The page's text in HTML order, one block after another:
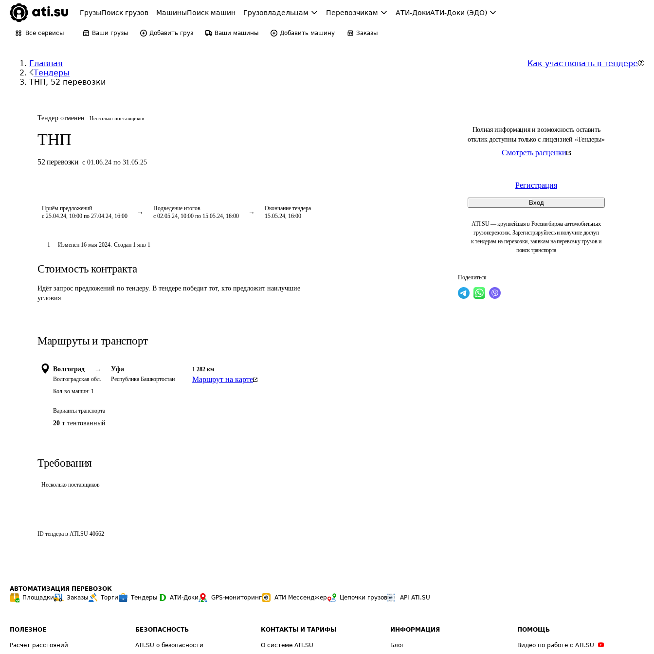
ГрузыПоиск грузов МашиныПоиск машин Грузовладельцам Перевозчикам АТИ-ДокиАТИ-Доки (ЭДО)
Все сервисы Ваши грузы Добавить груз Ваши машины Добавить машину Заказы
Главная
Тендеры
ТНП, 52 перевозки
Как участвовать в тендере
Тендер отменён Несколько поставщиков
ТНП
52 перевозки с 01.06.24 по 31.05.25
Приём предложений
с 25.04.24, 10:00 по 27.04.24, 16:00
Подведение итогов
с 02.05.24, 10:00 по 15.05.24, 16:00
Окончание тендера
15.05.24, 16:00
Полная информация и возможность оставить
отклик доступны только с лицензией «Тендеры»
Смотреть расценки
Регистрация
Вход
ATI.SU — крупнейшая в России биржа автомобильных
грузоперевозок. Зарегистрируйтесь и получите доступ
к тендерам на перевозки, заявкам на перевозку грузов и
поиск транспорта
Поделиться
1 Изменён 16 мая 2024. Создан 1 янв 1
Стоимость контракта
Идёт запрос предложений по тендеру. В тендере победит тот, кто предложит наилучшие
условия.
Маршруты и транспорт
Волгоград →
Волгоградская обл.
Уфа
Республика Башкортостан
1 282 км
Маршрут на карте
Кол-во машин: 1
Варианты транспорта
20 т тентованный
Требования
Несколько поставщиков
ID тендера в ATI.SU 40662
АВТОМАТИЗАЦИЯ ПЕРЕВОЗОК
Площадки
Заказы Торги Тендеры АТИ-Доки GPS-мониторинг АТИ Мессенджер Цепочки грузов API ATI.SU
ПОЛЕЗНОЕ
Расчет расстояний
БЕЗОПАСНОСТЬ
ATI.SU о безопасности
КОНТАКТЫ И ТАРИФЫ
О системе ATI.SU
ИНФОРМАЦИЯ
Блог
ПОМОЩЬ
Видео по работе с ATI.SU